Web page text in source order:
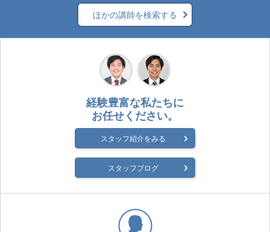
ほかの講師を検索する
経験豊富な私たちに
お任せください。
スタッフ紹介をみる
スタッフブログ